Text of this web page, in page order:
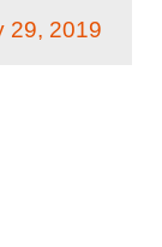
29, 2019